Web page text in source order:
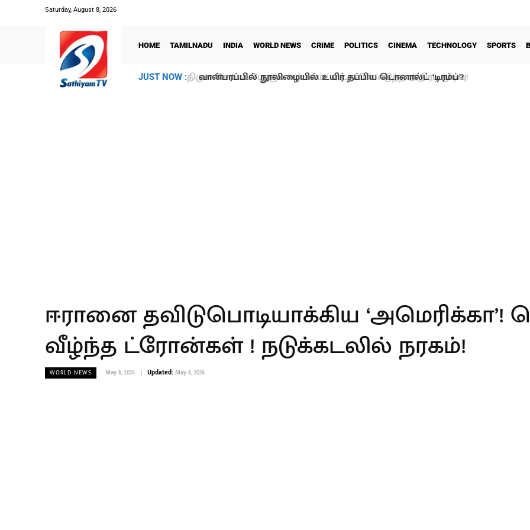
Saturday, August 8, 2026
HOME TAMILNADU INDIA WORLD NEWS CRIME POLITICS CINEMA TECHNOLOGY SPORTS
JUST NOW : வான்பரப்பில் நூலிழையில் உயிர் தப்பிய டொனால்ட் ‘டிரம்ப்’?
ஈரானை தவிடுபொடியாக்கிய ‘அமெரிக்கா’!
வீழ்ந்த ட்ரோன்கள் ! நடுக்கடலில் நரகம்!
WORLD NEWS May 8, 2026 Updated: May 8, 2026